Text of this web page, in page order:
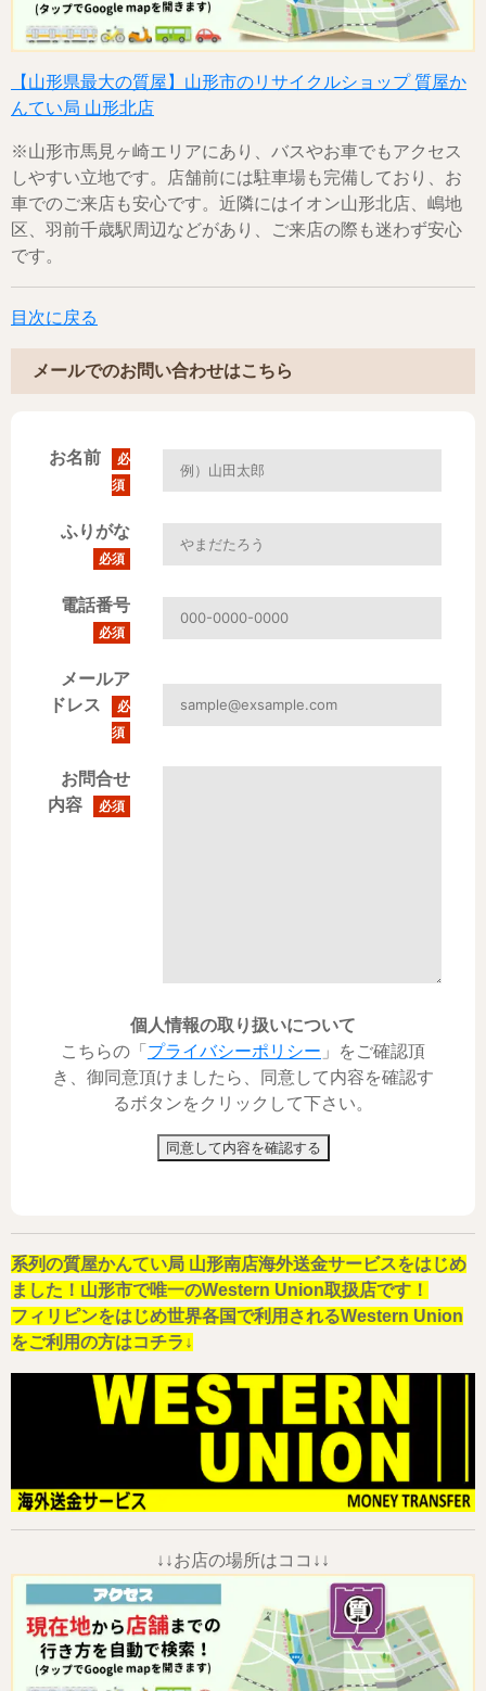
【山形県最大の質屋】山形市のリサイクルショップ 質屋か
んてい局 山形北店
※山形市馬見ヶ崎エリアにあり、バスやお車でもアクセス
しやすい立地です。店舗前には駐車場も完備しており、お
車でのご来店も安心です。近隣にはイオン山形北店、嶋地
区、羽前千歳駅周辺などがあり、ご来店の際も迷わず安心
です。
目次に戻る
メールでのお問い合わせはこちら
お名前
必
須
ふりがな
必須
電話番号
必須
メールア
ドレス
必
須
お問合せ
内容
必須
個人情報の取り扱いについて
こちらの「 プライバシーポリシー 」をご確認頂
き、御同意頂けましたら、同意して内容を確認す
るボタンをクリックして下さい。
同意して内容を確認する
系列の質屋かんてい局 山形南店海外送金サービスをはじめ
ました！山形市で唯一のWestern Union取扱店です！
フィリピンをはじめ世界各国で利用されるWestern Union
をご利用の方はコチラ↓
↓↓お店の場所はココ↓↓